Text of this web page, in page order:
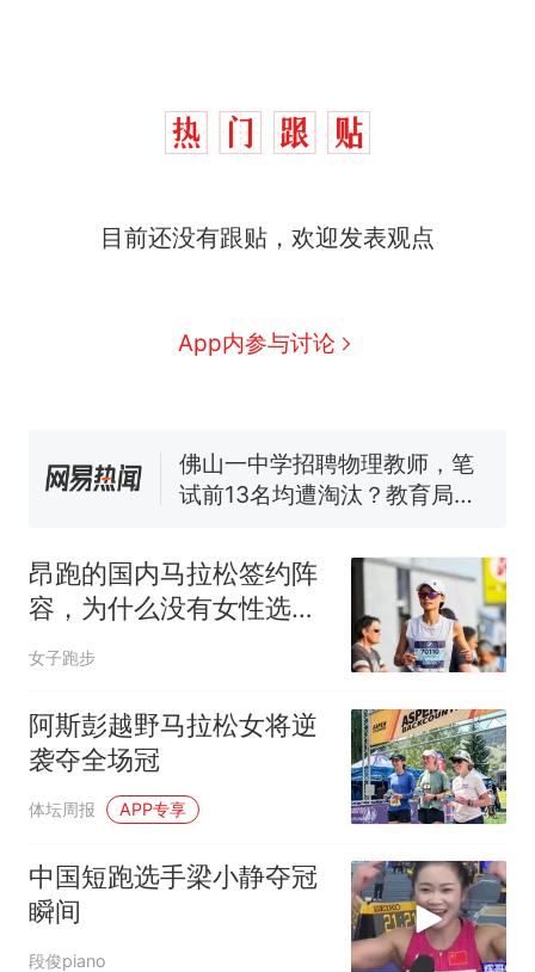
目前还没有跟贴，欢迎发表观点
App内参与讨论
人生
新 搬家报价570元，搬到楼下
号，仅凭视频评出？中国烹饪
协会回应
台风"白海豚"中心附近最大风
试前13名均遭淘汰？教育局：
已叫停招聘，成立调查组全面
笔试第一被第二名传话劝弃考
那个在床头放菜刀的女孩，
因老师一句“跟我回家”改写了
人生
昂跑的国内马拉松签约阵
容，为什么没有女性选
女子跑步
阿斯彭越野马拉松女将逆
袭夺全场冠
体坛周报 APP专享
中国短跑选手梁小静夺冠
瞬间
段俊piano